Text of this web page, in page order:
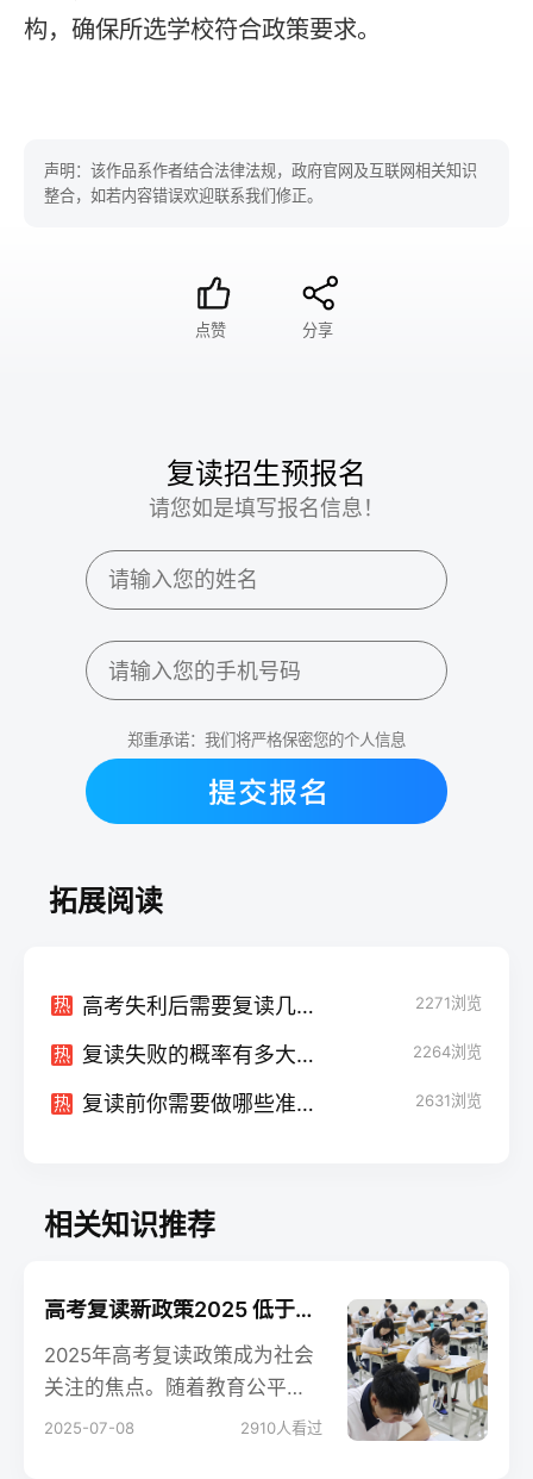
构，确保所选学校符合政策要求。
声明：该作品系作者结合法律法规，政府官网及互联网相关知识
整合，如若内容错误欢迎联系我们修正。
点赞 分享
复读招生预报名
请您如是填写报名信息！
郑重承诺：我们将严格保密您的个人信息
拓展阅读
热 高考失利后需要复读几年？一年足够了！ 2271浏览
热 复读失败的概率有多大？看完这篇你就明白了！ 2264浏览
热 复读前你需要做哪些准备？必看的全攻略！ 2631浏览
相关知识推荐
高考复读新政策2025 低于多少分不能复读
2025年高考复读政策成为社会
关注的焦点。随着教育公平理
念的不断推进，各地对复读生
2025-07-08 2910人看过